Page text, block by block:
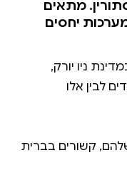
מתאים
יחסים
ניו יורק,
לבין אלו
קשורים בברית